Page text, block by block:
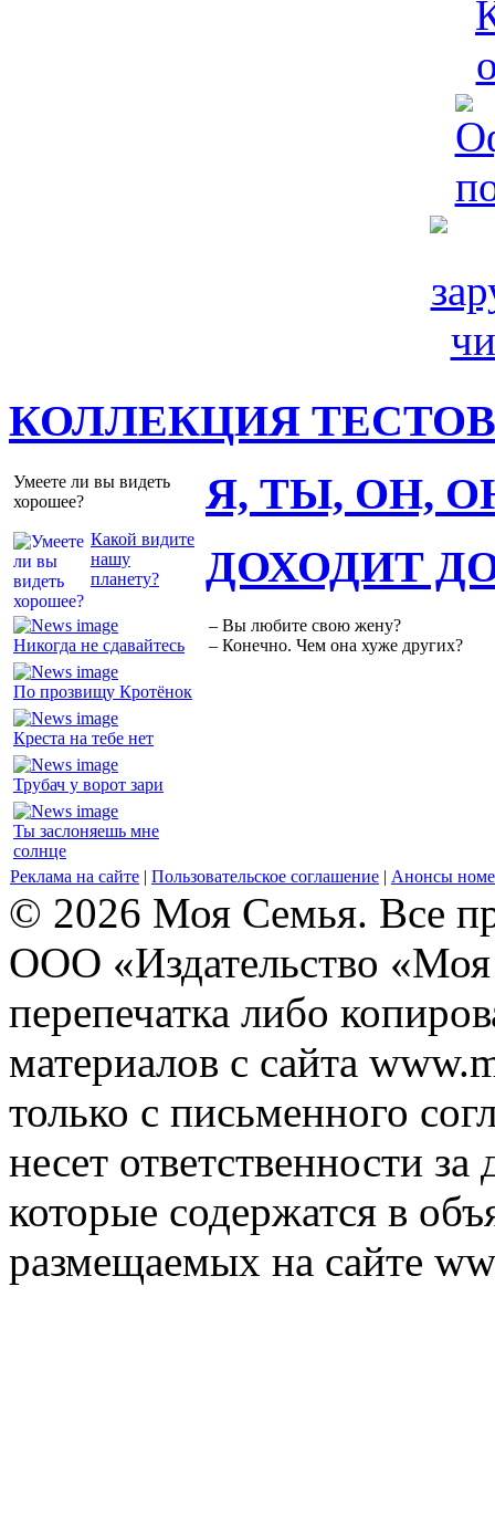
КОЛЛЕКЦИЯ ТЕСТОВ
Умеете ли вы видеть
хорошее?
Какой видите
нашу
планету?
Я, ТЫ, ОН,
Никогда не сдавайтесь
По прозвищу Кротёнок
Креста на тебе нет
Трубач у ворот зари
Ты заслоняешь мне
солнце
ДОХОДИТ
– Вы любите свою жену?
– Конечно. Чем она хуже других?
Реклама на сайте | Пользовательское соглашение | Анонсы
© 2026 Моя Семья. Все
ООО «Издательство
перепечатка либо
материалов с сайта
только с письменного
несет ответственности
которые содержатся в
размещаемых на сайте